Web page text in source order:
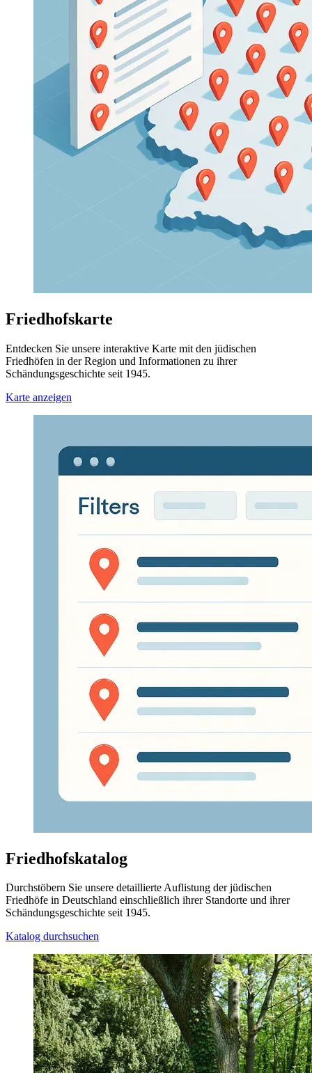
Friedhofskarte
Entdecken Sie unsere interaktive Karte mit den jüdischen
Friedhöfen in der Region und Informationen zu ihrer
Schändungsgeschichte seit 1945.
Karte anzeigen
Friedhofskatalog
Durchstöbern Sie unsere detaillierte Auflistung der jüdischen
Friedhöfe in Deutschland einschließlich ihrer Standorte und ihrer
Schändungsgeschichte seit 1945.
Katalog durchsuchen